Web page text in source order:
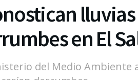
en El
del Medio Ambiente